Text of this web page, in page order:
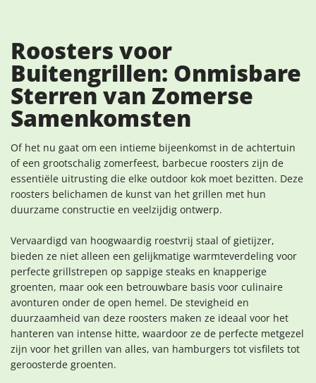
Roosters voor
Buitengrillen: Onmisbare
Sterren van Zomerse
Samenkomsten
Of het nu gaat om een intieme bijeenkomst in de achtertuin
of een grootschalig zomerfeest, barbecue roosters zijn de
essentiële uitrusting die elke outdoor kok moet bezitten. Deze
roosters belichamen de kunst van het grillen met hun
duurzame constructie en veelzijdig ontwerp.
Vervaardigd van hoogwaardig roestvrij staal of gietijzer,
bieden ze niet alleen een gelijkmatige warmteverdeling voor
perfecte grillstrepen op sappige steaks en knapperige
groenten, maar ook een betrouwbare basis voor culinaire
avonturen onder de open hemel. De stevigheid en
duurzaamheid van deze roosters maken ze ideaal voor het
hanteren van intense hitte, waardoor ze de perfecte metgezel
zijn voor het grillen van alles, van hamburgers tot visfilets tot
geroosterde groenten.